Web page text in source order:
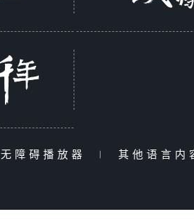
无障碍播放器 | 其他语言内